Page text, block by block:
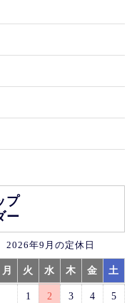
プ
ー
2026年9月の定休日
月 火 水 木 金 土
1 2 3 4 5